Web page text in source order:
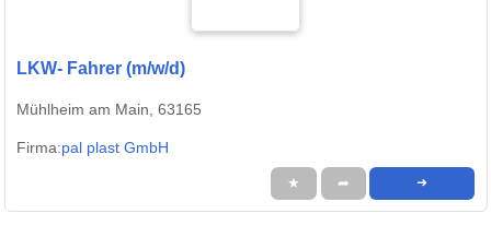
LKW- Fahrer (m/w/d)
Mühlheim am Main, 63165
Firma:pal plast GmbH
★ ➦ ➜